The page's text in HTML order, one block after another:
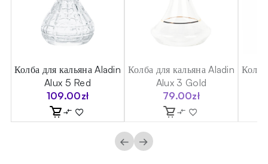
Колба для кальяна Aladin
Alux 5 Red
109.00zł
Колба для кальяна Aladin
Alux 3 Gold
79.00zł
← →